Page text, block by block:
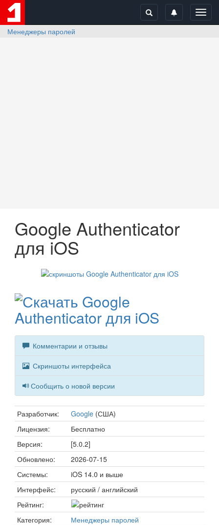
Менеджеры паролей
Google Authenticator
для iOS
Комментарии и отзывы
Скриншоты интерфейса
Сообщить о новой версии
Разработчик: Google (США)
Лицензия:
Бесплатно
Версия:
[5.0.2]
Обновлено:
2026-07-15
Системы:
iOS 14.0 и выше
Интерфейс:
русский / английский
Рейтинг:
Категория:
Менеджеры паролей